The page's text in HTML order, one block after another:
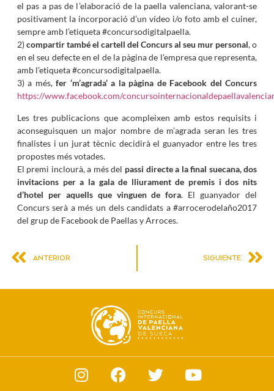
el pas a pas de l’elaboració de la paella valenciana, valorant-se
positivament la incorporació d’un vídeo i/o foto amb el cuiner,
sempre amb l’etiqueta #concursodigitalpaella.
2)compartir també el cartell del Concurs al seu mur personal, o
en el seu defecte en el de la pàgina de l’empresa que representa,
amb l’etiqueta #concursodigitalpaella.
3) a més,fer ‘m’agrada’ a la pàgina de Facebook del Concurs
https://www.facebook.com/
Les tres publicacions que acompleixen amb estos requisits i
aconseguisquen un major nombre de m’agrada seran les tres
finalistes i un jurat tècnic decidirà el guanyador entre les tres
propostes més votades.
El premi inclourà, a més del passi directe a la final suecana, dos
invitacions per a la gala de lliurament de premis i dos nits
d’hotel per aquells que vinguen de fora. El guanyador del
Concurs serà a més un dels candidats a #arrocerodelaño2017
del grup de Facebook de Paellas y Arroces.
ANTERIOR SIGUIENTE